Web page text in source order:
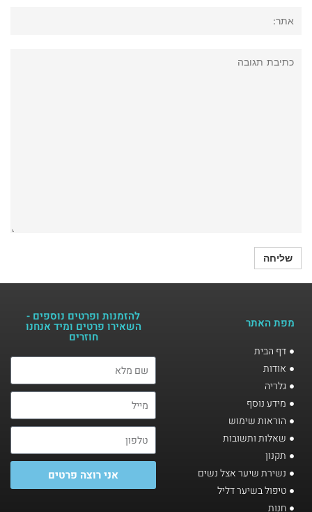
מפת האתר
דף הבית
אודות
גלריה
מידע נוסף
הוראות שימוש
שאלות ותשובות
תקנון
נשירת שיער אצל נשים
טיפול בשיער דליל
חנות
להזמנות ופרטים נוספים -
השאירו פרטים ומיד אנחנו
חוזרים​
אני רוצה פרטים